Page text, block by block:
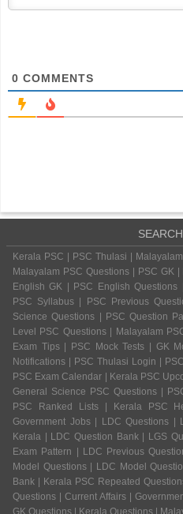
0 COMMENTS
Kerala PSC | PSC Thulasi |
Malayalam PSC Questions | PSC GK
English GK | PSC English
PSC Syllabus | PSC Previous
Science Questions | PSC Question
Level PSC Questions | Malayalam
Exam Tips | PSC Mock Tests | GK
Notifications | PSC Thulasi Login |
PSC Exam Calendar | Kerala PSC
General Science PSC Questions |
PSC Ranked Lists | Kerala PSC
Government Jobs | LDC Questions
Kerala | LDC Question Bank | LGS
Exam Pattern | LDC Previous
Model Questions | LDC Model
Bank | Kerala PSC Repeated
Questions | Current Affairs |
GK Questions | Kerala Questions |